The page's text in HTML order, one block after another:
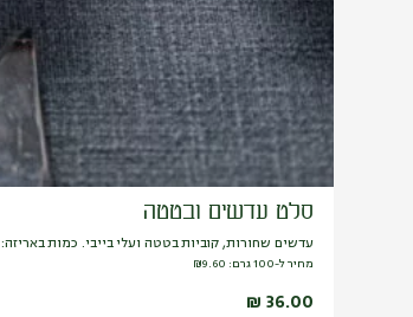
סלט עדשים ובטטה
עדשים שחורות, קוביות בטטה ועלי בייבי. כמות באריזה: 375 גרם.
מחיר ל-100 גרם: ₪9.60
₪ 36.00